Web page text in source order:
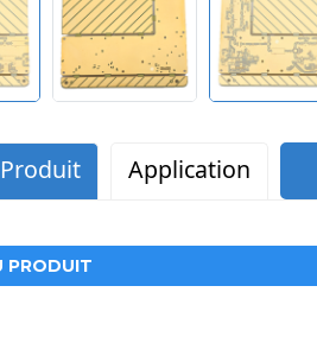
Application
PRODUIT